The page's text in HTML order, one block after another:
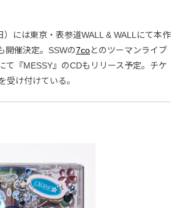
）には東京・表参道WALL & WALLにて本作
開催決定。SSWの7coとのツーマンライブ
て『MESSY』のCDもリリース予定。チケ
受け付けている。